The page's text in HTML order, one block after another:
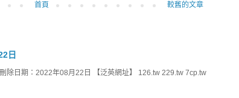
較舊的文章
首頁
日
除日期：2022年08月22日 【泛英網址】 126.tw 229.tw 7cp.tw